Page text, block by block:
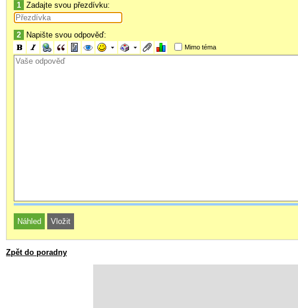
1 Zadajte svou přezdívku:
2 Napište svou odpověď:
Mimo téma
Zpět do poradny